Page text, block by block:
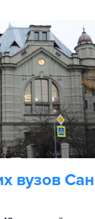
вузов